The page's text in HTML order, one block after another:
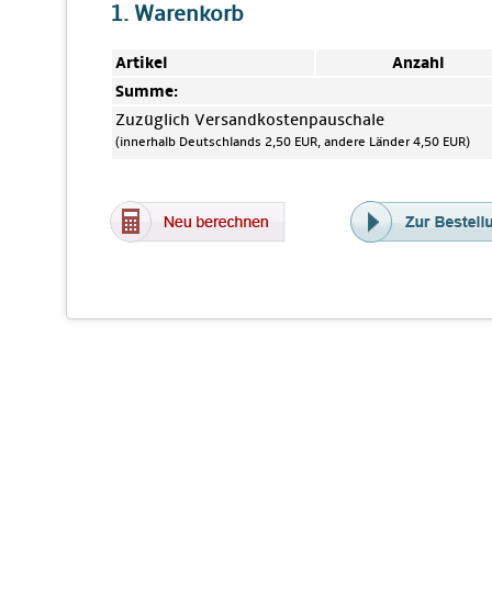
1. Warenkorb
Artikel
Anzahl
Summe:
Zuzüglich Versandkostenpauschale
(innerhalb Deutschlands 2,50 EUR, andere Länder 4,50 EUR)